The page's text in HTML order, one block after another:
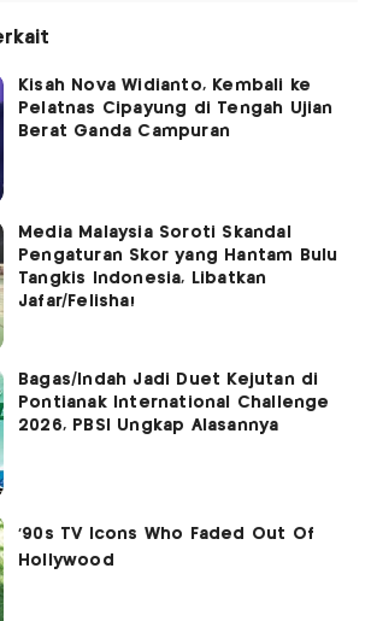
Kisah Nova Widianto, Kembali ke
Pelatnas Cipayung di Tengah Ujian
Berat Ganda Campuran
Media Malaysia Soroti Skandal
Pengaturan Skor yang Hantam Bulu
Tangkis Indonesia, Libatkan
Jafar/Felisha!
Bagas/Indah Jadi Duet Kejutan di
Pontianak International Challenge
2026, PBSI Ungkap Alasannya